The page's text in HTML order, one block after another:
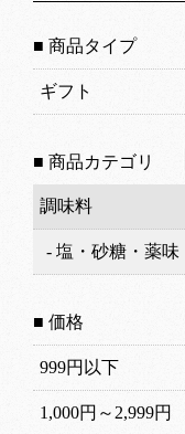
■ 商品タイプ
ギフト
■ 商品カテゴリ
調味料
- 塩・砂糖・薬味
■ 価格
999円以下
1,000円～2,999円